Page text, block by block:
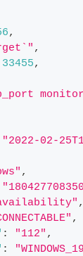
,
,
33455,
"2022-02-
,
,
,
: "112" ,
: